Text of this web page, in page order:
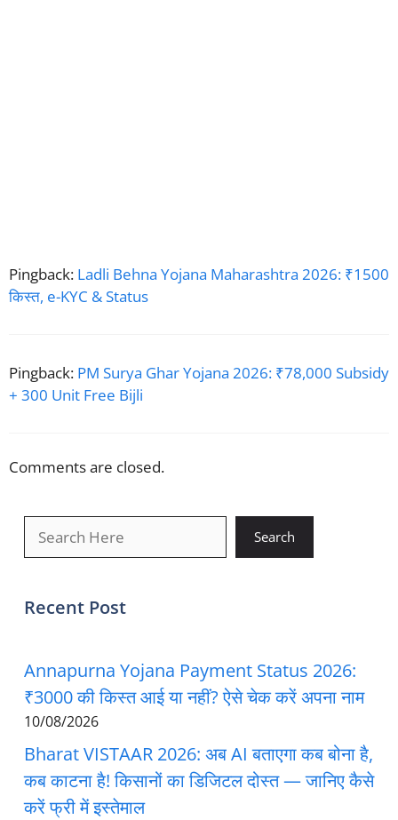
Pingback: Ladli Behna Yojana Maharashtra 2026: ₹1500
किस्त, e-KYC & Status
Pingback: PM Surya Ghar Yojana 2026: ₹78,000 Subsidy
+ 300 Unit Free Bijli
Comments are closed.
Search
Recent Post
Annapurna Yojana Payment Status 2026:
₹3000 की किस्त आई या नहीं? ऐसे चेक करें अपना नाम
10/08/2026
Bharat VISTAAR 2026: अब AI बताएगा कब बोना है,
कब काटना है! किसानों का डिजिटल दोस्त — जानिए कैसे
करें फ्री में इस्तेमाल